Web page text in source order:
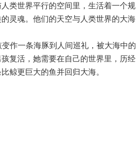
类世界平行的空间里，生活着一个规
灵魂。他们的天空与人类世界的大海
作一条海豚到人间巡礼，被大海中的
复活，她需要在自己的世界里，历经
鲸更巨大的鱼并回归大海。